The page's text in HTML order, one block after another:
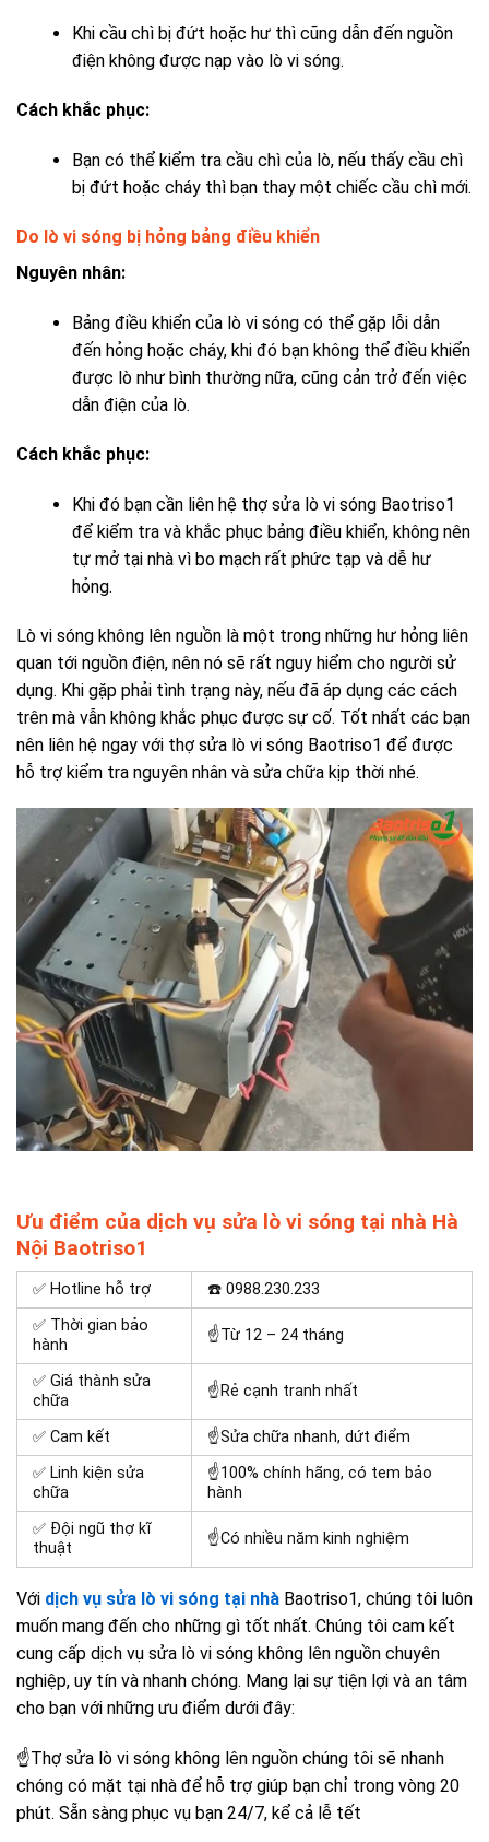
Khi cầu chì bị đứt hoặc hư thì cũng dẫn đến nguồn
điện không được nạp vào lò vi sóng.
Cách khắc phục:
Bạn có thể kiểm tra cầu chì của lò, nếu thấy cầu chì
bị đứt hoặc cháy thì bạn thay một chiếc cầu chì mới.
Do lò vi sóng bị hỏng bảng điều khiển
Nguyên nhân:
Bảng điều khiển của lò vi sóng có thể gặp lỗi dẫn
đến hỏng hoặc cháy, khi đó bạn không thể điều khiển
được lò như bình thường nữa, cũng cản trở đến việc
dẫn điện của lò.
Cách khắc phục:
Khi đó bạn cần liên hệ thợ sửa lò vi sóng Baotriso1
để kiểm tra và khắc phục bảng điều khiển, không nên
tự mở tại nhà vì bo mạch rất phức tạp và dễ hư
hỏng.
Lò vi sóng không lên nguồn là một trong những hư hỏng liên
quan tới nguồn điện, nên nó sẽ rất nguy hiểm cho người sử
dụng. Khi gặp phải tình trạng này, nếu đã áp dụng các cách
trên mà vẫn không khắc phục được sự cố. Tốt nhất các bạn
nên liên hệ ngay với thợ sửa lò vi sóng Baotriso1 để được
hỗ trợ kiểm tra nguyên nhân và sửa chữa kịp thời nhé.
Ưu điểm của dịch vụ sửa lò vi sóng tại nhà Hà
Nội Baotriso1
✅ Hotline hỗ trợ
☎️ 0988.230.233
✅ Thời gian bảo
hành
☝Từ 12 – 24 tháng
✅ Giá thành sửa
chữa
☝Rẻ cạnh tranh nhất
✅ Cam kết
☝Sửa chữa nhanh, dứt điểm
✅ Linh kiện sửa
chữa
☝100% chính hãng, có tem bảo
hành
✅ Đội ngũ thợ kĩ
thuật
☝Có nhiều năm kinh nghiệm
Với dịch vụ sửa lò vi sóng tại nhà Baotriso1, chúng tôi luôn
muốn mang đến cho những gì tốt nhất. Chúng tôi cam kết
cung cấp dịch vụ sửa lò vi sóng không lên nguồn chuyên
nghiệp, uy tín và nhanh chóng. Mang lại sự tiện lợi và an tâm
cho bạn với những ưu điểm dưới đây:
☝Thợ sửa lò vi sóng không lên nguồn chúng tôi sẽ nhanh
chóng có mặt tại nhà để hỗ trợ giúp bạn chỉ trong vòng 20
phút. Sẵn sàng phục vụ bạn 24/7, kể cả lễ tết